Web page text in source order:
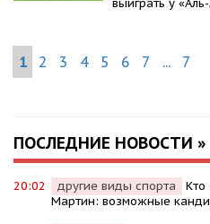
выиграть у
1 2 3 4 5 6 7 ... 7
ПОСЛЕДНИЕ НОВОСТИ »
20:02 другие виды спорта
Кто
Мартин: возможные